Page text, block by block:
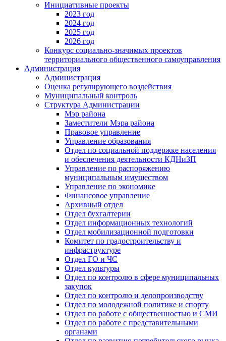
Инициативные проекты
2023 год
2024 год
2025 год
2026 год
Конкурс социально-значимых проектов
территориального общественного самоуправления
Администрация
Администрация
Оценка регулирующего воздействия
Муниципальный контроль
Структура Администрации
Мэр района
Заместители Мэра района
Правовое управление
Управление образования
Отдел по социальной поддержке населения
и обеспечения деятельности КДНиЗП
Управление по распоряжению
муниципальным имуществом
Управление по экономике
Финансовое управление
Архивный отдел
Отдел бухгалтерии
Отдел информационных технологий
Отдел мобилизационной подготовки
Комитет по градостроительству и
инфраструктуре
Отдел ГО и ЧС
Отдел культуры
Отдел по контролю в сфере муниципальных
закупок
Отдел по контролю и делопроизводству
Отдел по молодежной политике и спорту
Отдел по работе с общественностью и СМИ
Отдел по работе с представительными
органами